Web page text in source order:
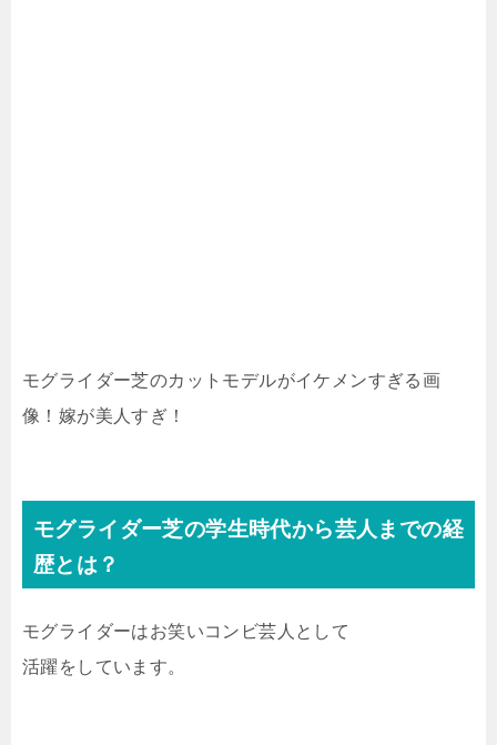
モグライダー芝のカットモデルがイケメンすぎる画
像！嫁が美人すぎ！
モグライダー芝の学生時代から芸人までの経
歴とは？
モグライダーはお笑いコンビ芸人として
活躍をしています。